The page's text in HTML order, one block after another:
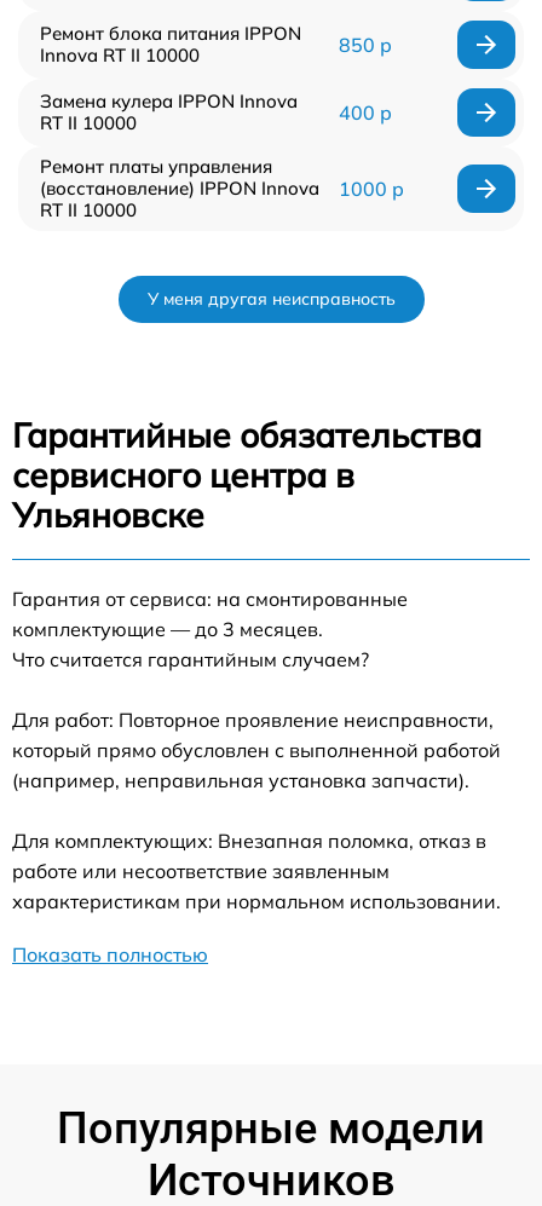
Ремонт блока питания IPPON
Innova RT II 10000
850 р
Замена кулера IPPON Innova
RT II 10000
400 р
Ремонт платы управления
(восстановление) IPPON Innova
RT II 10000
1000 р
У меня другая неисправность
Гарантийные обязательства
сервисного центра в
Ульяновске
Гарантия от сервиса: на смонтированные
комплектующие — до 3 месяцев.
Что считается гарантийным случаем?
Для работ: Повторное проявление неисправности,
который прямо обусловлен с выполненной работой
(например, неправильная установка запчасти).
Для комплектующих: Внезапная поломка, отказ в
работе или несоответствие заявленным
характеристикам при нормальном использовании.
Показать полностью
Популярные модели
Источников